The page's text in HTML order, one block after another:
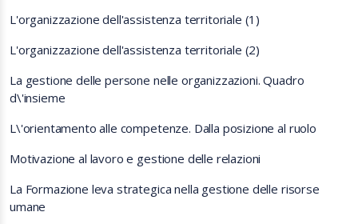
L'organizzazione dell'assistenza territoriale (1)
L'organizzazione dell'assistenza territoriale (2)
La gestione delle persone nelle organizzazioni. Quadro
d\'insieme
L\'orientamento alle competenze. Dalla posizione al ruolo
Motivazione al lavoro e gestione delle relazioni
La Formazione leva strategica nella gestione delle risorse
umane